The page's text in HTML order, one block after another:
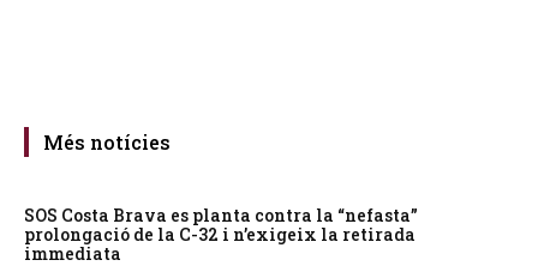
Més notícies
SOS Costa Brava es planta contra la “nefasta”
prolongació de la C-32 i n’exigeix la retirada
immediata